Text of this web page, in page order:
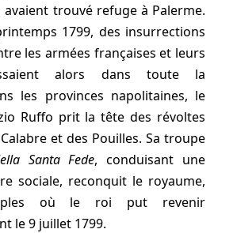
avaient trouvé refuge à Palerme.
1799, des insurrections
les armées françaises et leurs
alors dans toute la
les provinces napolitaines, le
Ruffo prit la tête des révoltes
et des Pouilles. Sa troupe
Santa Fede, conduisant une
sociale, reconquit le royaume,
où le roi put revenir
le 9 juillet 1799.